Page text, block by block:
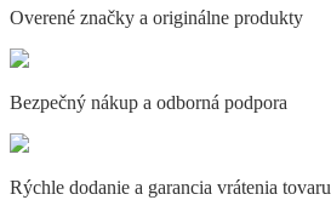
Overené značky a originálne produkty
Bezpečný nákup a odborná podpora
Rýchle dodanie a garancia vrátenia tovaru